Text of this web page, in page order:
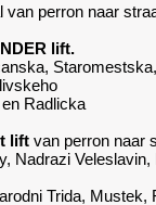
van perron naar
lift.
Radlicka
lift van perron naar
Nadrazi
Trida, Mustek,